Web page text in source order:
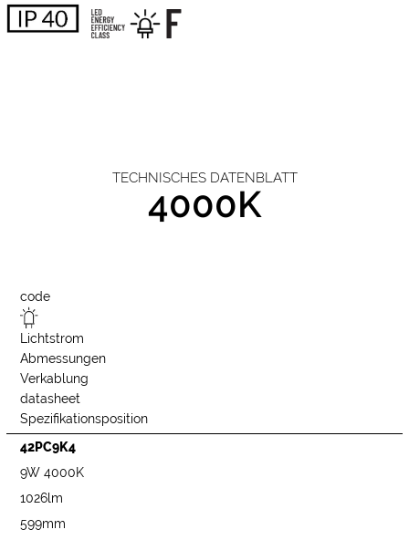
TECHNISCHES DATENBLATT
4000K
code
Lichtstrom
Abmessungen
Verkablung
datasheet
Spezifikationsposition
42PC9K4
9W 4000K
1026lm
599mm